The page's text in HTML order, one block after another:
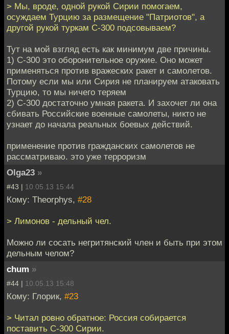
> Мы, вроде, одной рукой Сирии помогаем,
осуждаем Турцию за размещение "Патриотов", а
другой рукой туркам С-300 подсовываем?
Тут на мой взгляд есть как минимум две причины.
1) С-300 это оборонительное оружие. Оно может
применяться против вражеских ракет и самолетов.
Потому если мы или Сирия не планируем атаковать
Турцию, то мы ничего теряем
2) С-300 достаточно умная ракета. И захочет ли она
сбивать Российские военные самолеты, никто не
узнает до начала реальных боевых действий.
применение против гражданских самолетов не
рассматриваю. это уже терроризм
Olga23 »
#43 | 10.05.13 15:44
Кому: Theorphys, #28
> Лимонов - дельный чел.
Можно ли сосать негритянский член и быть при этом
дельным челом?
chum »
#44 | 10.05.13 15:48
Кому: Глорик, #23
> Читал ровно обратное: Россия собирается
поставить C-300 Сирии.